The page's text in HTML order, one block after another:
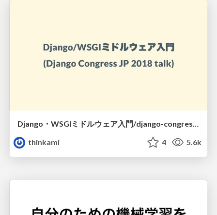
Django・WSGIミドルウェア入門/django-congress-jp-2018-talk
thinkami
4 5.6k